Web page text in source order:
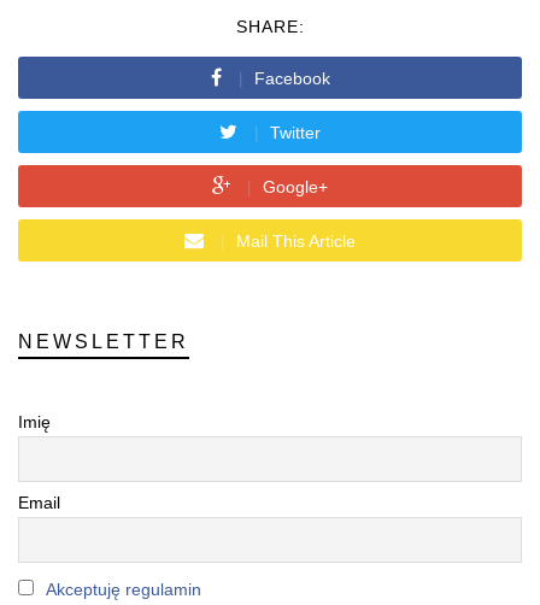
SHARE:
Facebook
Twitter
Google+
Mail This Article
NEWSLETTER
Imię
Email
Akceptuję regulamin